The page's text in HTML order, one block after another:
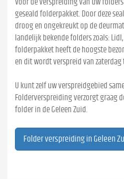
Voor de verspreiding van uw
geseald folderpakket. Door deze
droog en ongekreukt op de
landelijk bekende folders zoals:
folderpakket heeft de hoogste
en dit wordt verspreid van zaterdag
U kunt zelf uw verspreidgebied
Folderverspreiding verzorgt graag
folder in de Geleen Zuid.
Folder verspreiding in Geleen